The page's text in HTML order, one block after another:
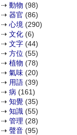
⇢ 動物 (98)
⇢ 器官 (86)
⇢ 心境 (290)
⇢ 文化 (6)
⇢ 文字 (44)
⇢ 方位 (55)
⇢ 植物 (78)
⇢ 氣味 (20)
⇢ 用語 (39)
⇢ 病 (161)
⇢ 知覺 (35)
⇢ 知識 (55)
⇢ 管理 (28)
⇢ 聲音 (95)